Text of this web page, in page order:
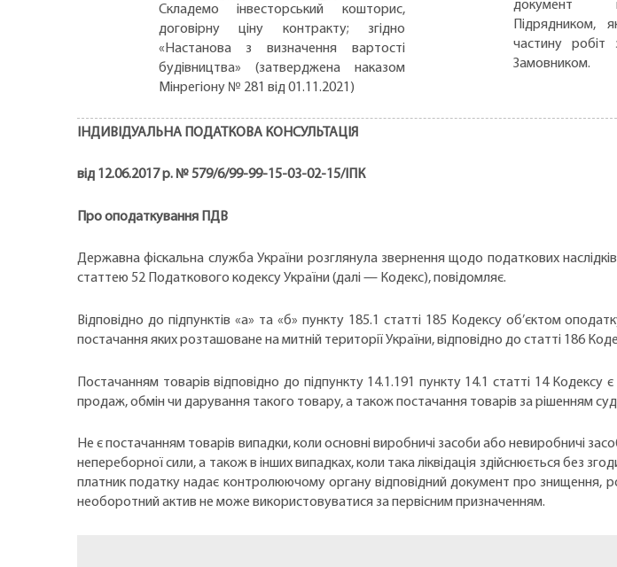
Складемо інвесторський кошторис,
договірну ціну контракту; згідно
«Настанова з визначення вартості
будівництва» (затверджена наказом
Мінрегіону № 281 від 01.11.2021)
документ
Підрядником,
частину робіт
Замовником.
ІНДИВІДУАЛЬНА ПОДАТКОВА КОНСУЛЬТАЦІЯ
від 12.06.2017 р. № 579/6/99-99-15-03-02-15/ІПК
Про оподаткування ПДВ
Державна фіскальна служба України розглянула звернення щодо податкових
статтею 52 Податкового кодексу України (далі — Кодекс), повідомляє.
Відповідно до підпунктів «а» та «б» пункту 185.1 статті 185 Кодексу об’єктом
постачання яких розташоване на митній території України, відповідно до статті 186
Постачанням товарів відповідно до підпункту 14.1.191 пункту 14.1 статті 14
продаж, обмін чи дарування такого товару, а також постачання товарів за рішенням
Не є постачанням товарів випадки, коли основні виробничі засоби або невиробничі
непереборної сили, а також в інших випадках, коли така ліквідація здійснюється без
платник податку надає контролюючому органу відповідний документ про знищення,
необоротний актив не може використовуватися за первісним призначенням.